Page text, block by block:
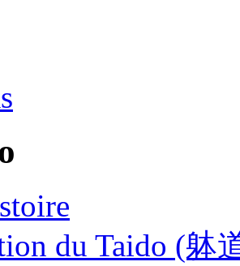
du Taido (躰